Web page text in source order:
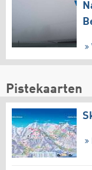
Pistekaarten